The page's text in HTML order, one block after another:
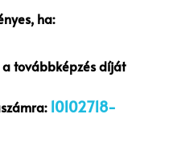
ha:
továbbképzés díját
10102718-